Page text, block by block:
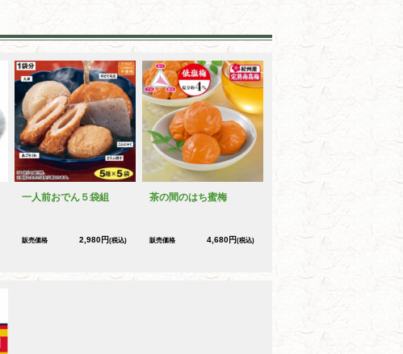
一人前おでん５袋組
販売価格 2,980円(税込)
茶の間のはち蜜梅
販売価格 4,680円(税込)